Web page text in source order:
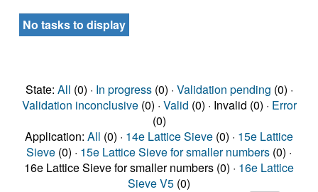
No tasks to display
State: All (0) · In progress(0) · Validation pending (0) ·
Validation inconclusive(0) · Valid (0) · Invalid (0) · Error
(0)
Application: All (0) · 14e Lattice Sieve (0) · 15e Lattice
Sieve (0) · 15e Lattice Sieve for smaller numbers (0) ·
16e Lattice Sieve for smaller numbers (0) · 16e Lattice
Sieve V5 (0)